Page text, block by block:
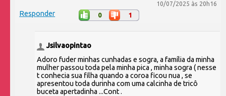
10/07/2025 às 20h16
Responder 0 1
Jsilvaopintao
Adoro fuder minhas cunhadas e sogra, a família da minha
mulher passou toda pela minha pica , minha sogra ( nesse
t conhecia sua filha quando a coroa ficou nua , se
apresentou toda durinha com uma calcinha de tricô
buceta apertadinha ...Cont .